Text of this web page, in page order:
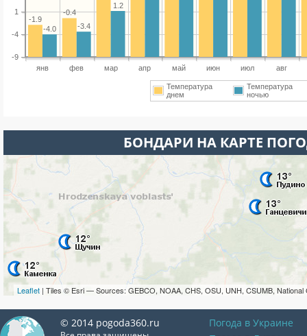
янв фев мар апр май июн июл авг
-9
-4
1
-0.4
-1.9
1.2
-3.4
-4.0
Температура
днем
Температура
ночью
БОНДАРИ НА КАРТЕ
Leaflet | Tiles © Esri — Sources: GEBCO, NOAA, CHS, OSU, UNH, CSUMB, National
© 2014 pogoda360.ru
Погода в Украине